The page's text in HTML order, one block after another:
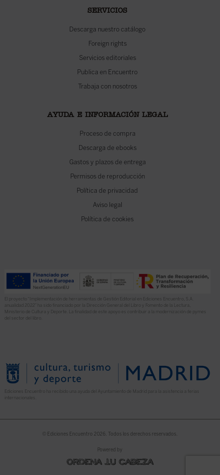
SERVICIOS
Descarga nuestro catálogo
Foreign rights
Servicios editoriales
Publica en Encuentro
Trabaja con nosotros
AYUDA E INFORMACIÓN LEGAL
Proceso de compra
Descarga de ebooks
Gastos y plazos de entrega
Permisos de reproducción
Política de privacidad
Aviso legal
Política de cookies
El proyecto “Implementación de herramientas de Gestión Editorial en Ediciones Encuentro, S.A.
anualidad 2022” ha sido financiado por la Dirección General del Libro y Fomento de la Lectura,
Ministerio de Cultura y Deporte. La finalidad de este apoyo es contribuir a la modernización de pymes
del sector del libro.
Ediciones Encuentro ha recibido una ayuda del Ayuntamiento de Madrid para la asistencia a ferias
© Ediciones Encuentro 2026. Todos los derechos reservados.
Powered by